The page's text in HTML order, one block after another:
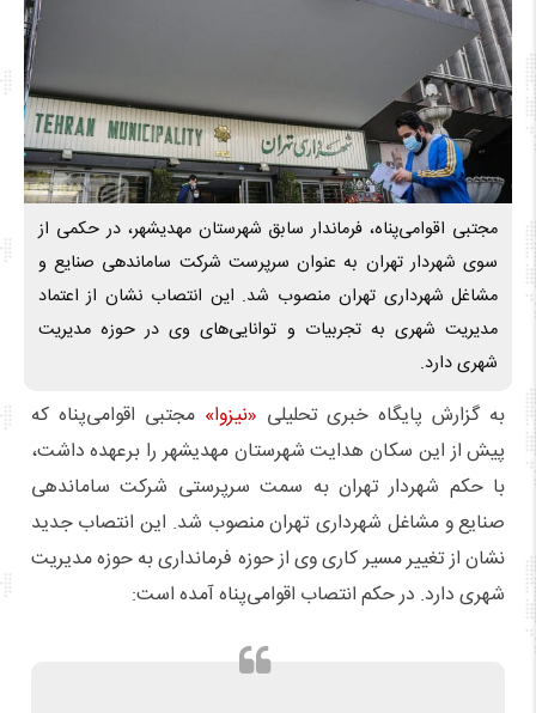
مجتبی اقوامی‌پناه، فرماندار سابق شهرستان مهدیشهر، در حکمی از
سوی شهردار تهران به عنوان سرپرست شرکت ساماندهی صنایع و
مشاغل شهرداری تهران منصوب شد. این انتصاب نشان از اعتماد
مدیریت شهری به تجربیات و توانایی‌های وی در حوزه مدیریت
شهری دارد.
به گزارش پایگاه خبری تحلیلی «نیزوا» مجتبی اقوامی‌پناه که
پیش از این سکان هدایت شهرستان مهدیشهر را برعهده داشت،
با حکم شهردار تهران به سمت سرپرستی شرکت ساماندهی
صنایع و مشاغل شهرداری تهران منصوب شد. این انتصاب جدید
نشان از تغییر مسیر کاری وی از حوزه فرمانداری به حوزه مدیریت
شهری دارد. در حکم انتصاب اقوامی‌پناه آمده است: